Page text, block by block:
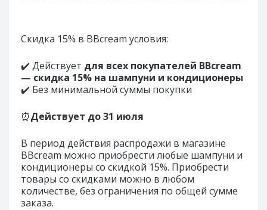
Скидка 15% в BBcream условия:
✔️ Действует для всех покупателей BBcream
— скидка 15% на шампуни и кондиционеры
✔️ Без минимальной суммы покупки
⏰Действует до 31 июля
В период действия распродажи в магазине
BBcream можно приобрести любые шампуни и
кондиционеры со скидкой 15%. Приобрести
товары со скидками можно в любом
количестве, без ограничения по общей сумме
заказа.